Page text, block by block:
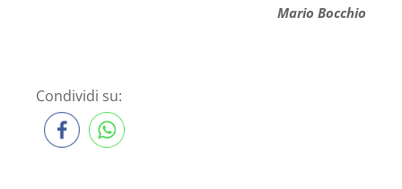
Mario Bocchio
Condividi su: